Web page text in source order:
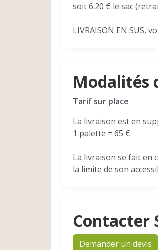
soit 6.20 € le sac
LIVRAISON EN SUS,
Modalités
Tarif sur place
La livraison est en
1 palette = 65 €
La livraison se fait en
la limite de son
Contacter
Demander un devis